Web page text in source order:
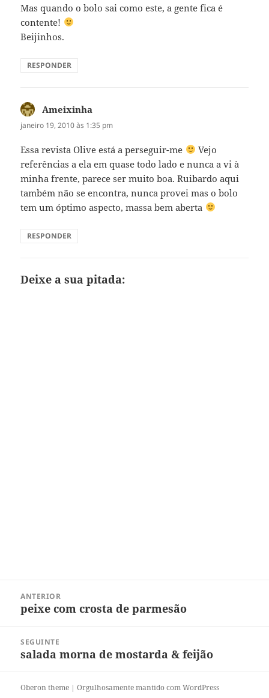
Mas quando o bolo sai como este, a gente fica é
contente!
Beijinhos.
RESPONDER
Ameixinha
janeiro 19, 2010 às 1:35 pm
Essa revista Olive está a perseguir-me
Vejo
referências a ela em quase todo lado e nunca a vi à
minha frente, parece ser muito boa. Ruibardo aqui
também não se encontra, nunca provei mas o bolo
tem um óptimo aspecto, massa bem aberta
RESPONDER
Deixe a sua pitada:
ANTERIOR
Post
peixe com crosta de parmesão
SEGUINTE
Próximo
salada morna de mostarda & feijão
Oberon theme |Orgulhosamente mantido com WordPress